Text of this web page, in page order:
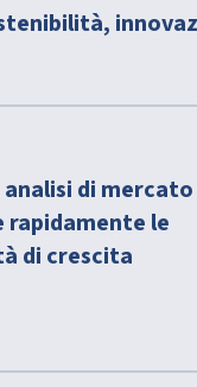
di
rapidamente le
di crescita